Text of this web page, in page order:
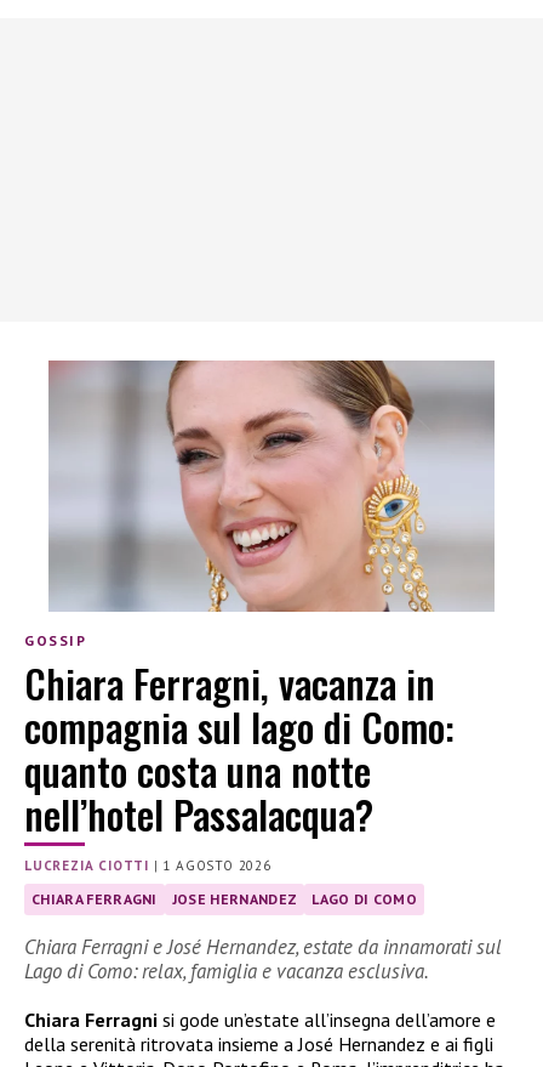
GOSSIP
Chiara Ferragni, vacanza in
compagnia sul lago di Como:
quanto costa una notte
nell’hotel Passalacqua?
LUCREZIA CIOTTI | 1 AGOSTO 2026
CHIARA FERRAGNI JOSE HERNANDEZ LAGO DI COMO
Chiara Ferragni e José Hernandez, estate da innamorati sul
Lago di Como: relax, famiglia e vacanza esclusiva.
Chiara Ferragni si gode un’estate all’insegna dell’amore e
della serenità ritrovata insieme a José Hernandez e ai figli